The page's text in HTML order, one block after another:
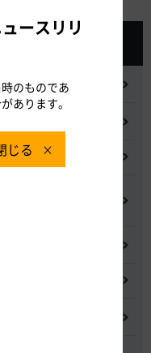
はく離・落下事象調査
象調査検討会
組み
防止のための委員会
ースリリ
のものであ
あります。
じる